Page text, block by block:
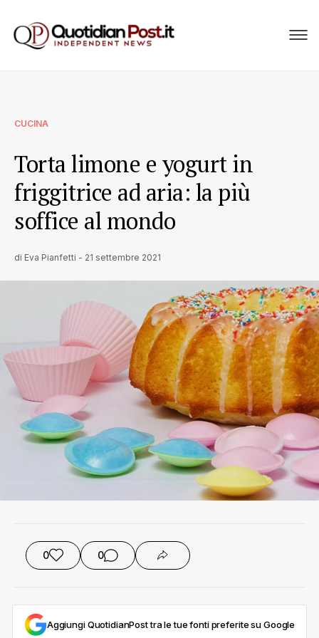
CUCINA
Torta limone e yogurt in
friggitrice ad aria: la più
soffice al mondo
di Eva Pianfetti - 21 settembre 2021
0 0
Aggiungi QuotidianPost tra le tue fonti preferite su Google